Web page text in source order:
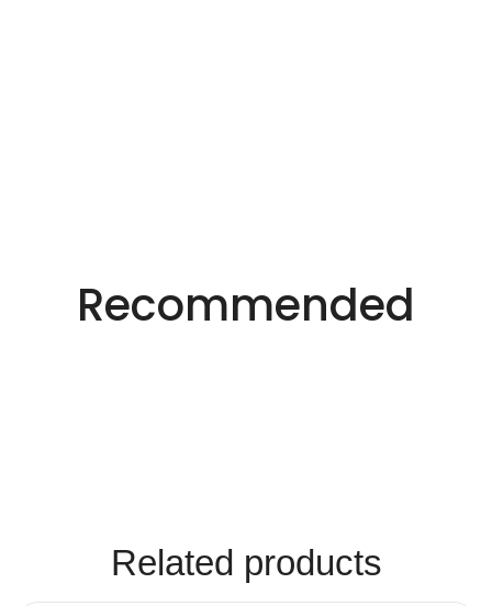
创新的激光解决方
案。
Recommended
Related products